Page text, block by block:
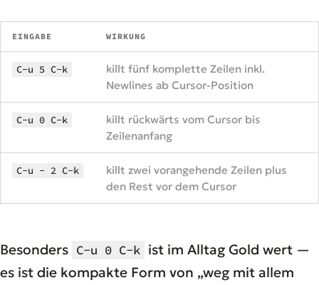
EINGABE WIRKUNG
C-u 5 C-k
killt fünf komplette Zeilen inkl.
Newlines ab Cursor-Position
C-u 0 C-k
killt rückwärts vom Cursor bis
Zeilenanfang
C-u - 2 C-k
killt zwei vorangehende Zeilen plus
den Rest vor dem Cursor
Besonders C-u 0 C-k ist im Alltag Gold wert —
es ist die kompakte Form von „weg mit allem